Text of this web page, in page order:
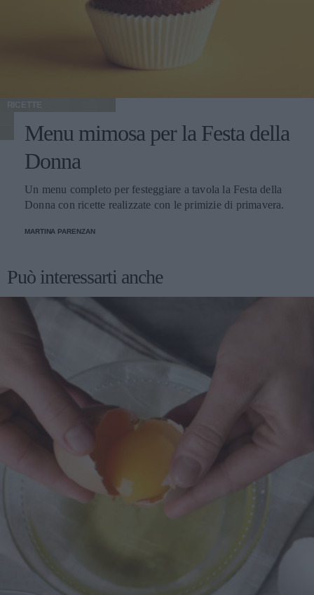
RICETTE
Menu mimosa per la Festa della
Donna
Un menu completo per festeggiare a tavola la Festa della
Donna con ricette realizzate con le primizie di primavera.
MARTINA PARENZAN
Può interessarti anche